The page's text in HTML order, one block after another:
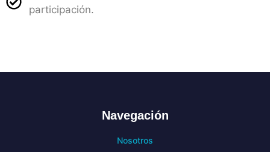
participación.
Navegación
Nosotros